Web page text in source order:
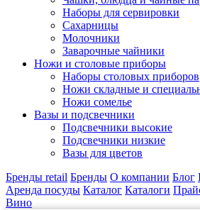
Наборы для сервировки
Сахарницы
Молочники
Заварочные чайники
Ножи и столовые приборы
Наборы столовых приборов
Ножи складные и
Ножи сомелье
Вазы и подсвечники
Подсвечники высокие
Подсвечники низкие
Вазы для цветов
Бренды retail Бренды О компании Блог
Аренда посуды Каталог Каталоги
Вино